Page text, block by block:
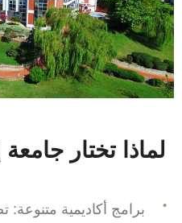
لماذا تختار
برامج أكاديمية